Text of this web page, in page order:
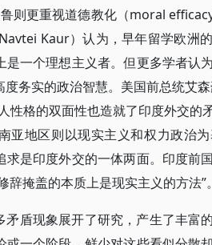
则更重视道德教化（moral
Kaur）认为，早年留学欧洲
一个理想主义者。但更多学者认
务实的政治智慧。美国前总统艾
性格的双面性也造就了印度外交的
亚地区则以现实主义和权力政治
是印度外交的一体两面。印度前
掩盖的本质上是现实主义的方法”。
盾现象展开了研究，产生了丰富